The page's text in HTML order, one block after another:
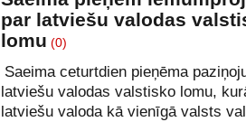
par latviešu valodas
lomu (0)
Saeima ceturtdien pieņēma
latviešu valodas valstisko lomu,
latviešu valoda kā vienīgā valsts